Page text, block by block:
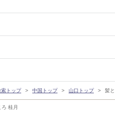
ろ 桂月
トップ 中国トップ 山口トップ 髪